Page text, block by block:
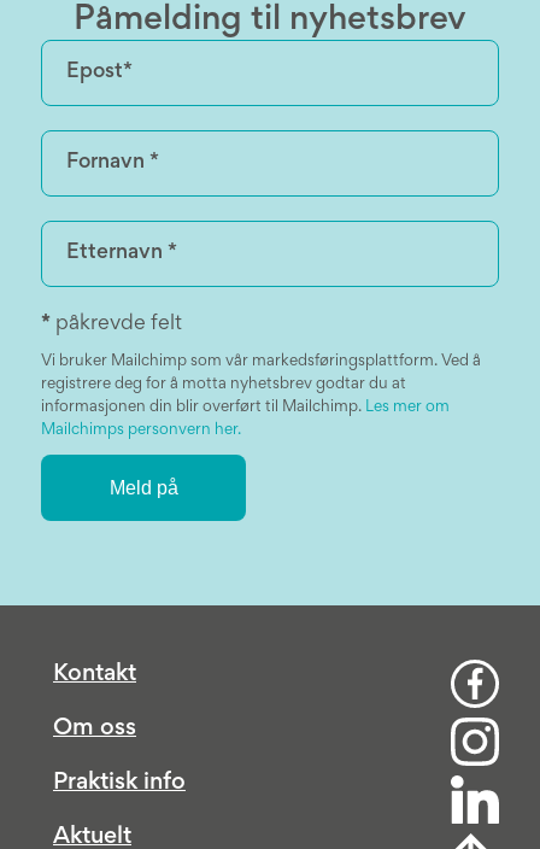
Påmelding til nyhetsbrev
* påkrevde felt
Vi bruker Mailchimp som vår markedsføringsplattform. Ved å
registrere deg for å motta nyhetsbrev godtar du at
informasjonen din blir overført til Mailchimp. Les mer om
Mailchimps personvern her.
Kontakt
Om oss
Praktisk info
Aktuelt